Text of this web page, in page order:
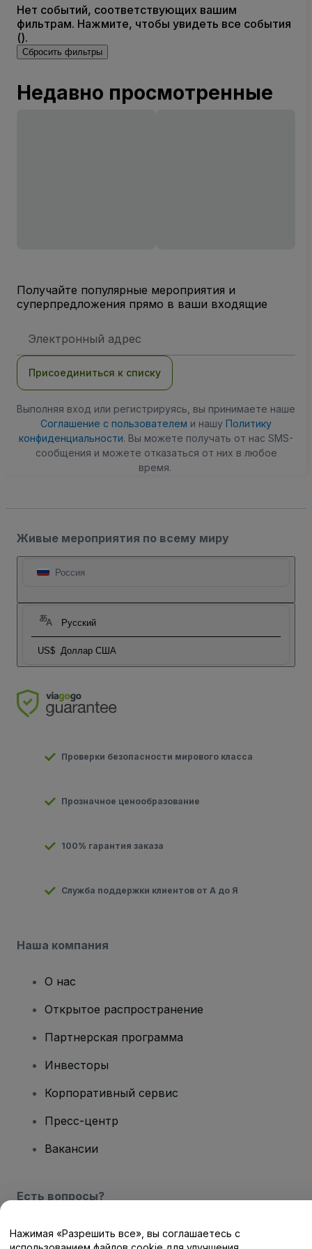
Нет событий, соответствующих вашим
фильтрам. Нажмите, чтобы увидеть все события
().
Сбросить фильтры
Недавно просмотренные
Получайте популярные мероприятия и
суперпредложения прямо в ваши входящие
электронной
Присоединиться к списку
Выполняя вход или регистрируясь, вы принимаете наше
Соглашение с пользователем и нашу Политику
конфиденциальности. Вы можете получать от нас SMS-
сообщения и можете отказаться от них в любое
время.
Живые мероприятия по всему миру
Россия
Русский
US$ Доллар США
Проверки безопасности мирового класса
Прозначное ценообразование
100% гарантия заказа
Служба поддержки клиентов от А до Я
Наша компания
О нас
Открытое распространение
Партнерская программа
Инвесторы
Корпоративный сервис
Пресс-центр
Вакансии
Есть вопросы?
Центр помощи / Свяжитесь с нами
Нажимая «Разрешить все», вы соглашаетесь с